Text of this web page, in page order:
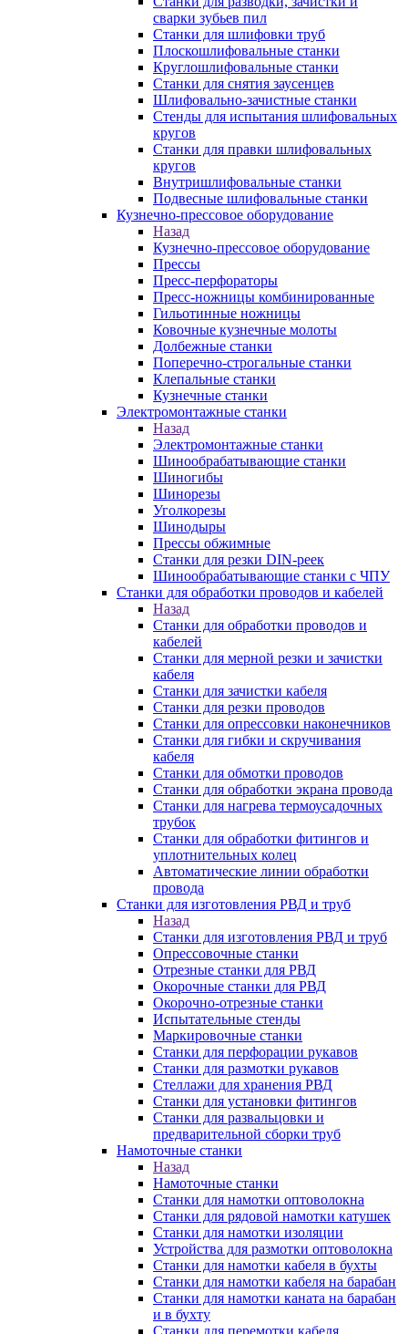
сварки зубьев пил
Станки для шлифовки труб
Плоскошлифовальные станки
Круглошлифовальные станки
Станки для снятия заусенцев
Шлифовально-зачистные станки
Стенды для испытания шлифовальных
кругов
Станки для правки шлифовальных
кругов
Внутришлифовальные станки
Подвесные шлифовальные станки
Кузнечно-прессовое оборудование
Назад
Кузнечно-прессовое оборудование
Прессы
Пресс-перфораторы
Пресс-ножницы комбинированные
Гильотинные ножницы
Ковочные кузнечные молоты
Долбежные станки
Поперечно-строгальные станки
Клепальные станки
Кузнечные станки
Электромонтажные станки
Назад
Электромонтажные станки
Шинообрабатывающие станки
Шиногибы
Шинорезы
Уголкорезы
Шинодыры
Прессы обжимные
Станки для резки DIN-реек
Шинообрабатывающие станки с ЧПУ
Станки для обработки проводов и кабелей
Назад
Станки для обработки проводов и
кабелей
Станки для мерной резки и зачистки
кабеля
Станки для зачистки кабеля
Станки для резки проводов
Станки для опрессовки наконечников
Станки для гибки и скручивания
кабеля
Станки для обмотки проводов
Станки для обработки экрана провода
Станки для нагрева термоусадочных
трубок
Станки для обработки фитингов и
уплотнительных колец
Автоматические линии обработки
провода
Станки для изготовления РВД и труб
Назад
Станки для изготовления РВД и труб
Опрессовочные станки
Отрезные станки для РВД
Окорочные станки для РВД
Окорочно-отрезные станки
Испытательные стенды
Маркировочные станки
Станки для перфорации рукавов
Станки для размотки рукавов
Стеллажи для хранения РВД
Станки для установки фитингов
Станки для развальцовки и
предварительной сборки труб
Намоточные станки
Назад
Намоточные станки
Станки для намотки оптоволокна
Станки для рядовой намотки катушек
Станки для намотки изоляции
Устройства для размотки оптоволокна
Станки для намотки кабеля в бухты
Станки для намотки кабеля на барабан
Станки для намотки каната на барабан
и в бухту
Станки для перемотки кабеля